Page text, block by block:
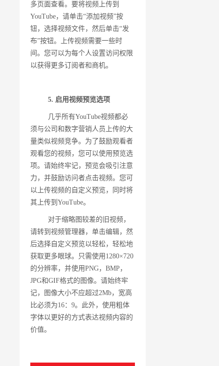
多页面查看。要将视频上传到
YouTube，请单击“添加视频”按
钮，选择视频文件，然后单击“发
布”按钮。上传视频需要一些时
间。您可以为每个人设置访问权限
以获得更多订阅者和商机。
5. 启用视频预览选项
几乎所有YouTube视频都必
须与公司和数字营销人员上传的大
量类似视频竞争。为了鼓励观看者
观看您的视频，您可以使用预览选
项。请始终牢记，预览会吸引注意
力，并鼓励访问者点击视频。您可
以上传视频的自定义预览，同时将
其上传到YouTube。
对于缩略图较差的旧视频，
请转到视频管理器，单击编辑，然
后选择自定义预览以轻松，轻松地
获取更多眼球。只需使用1280×720
的分辨率，并使用PNG，BMP，
JPG和GIF格式的图像。请始终牢
记，图像大小不应超过2Mb，宽高
比必须为16：9。此外，使用粗体
字体以更好的方式表达视频内容的
价值。